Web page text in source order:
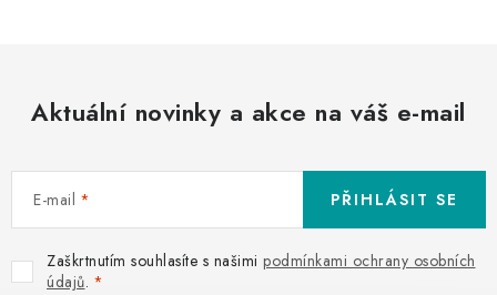
Aktuální novinky a akce na váš e-mail
E-mail
Zaškrtnutím souhlasíte s našimi podmínkami ochrany osobních
údajů.
PŘIHLÁSIT SE